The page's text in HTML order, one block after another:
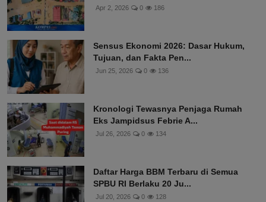
Apr 2, 2026 0 186
Sensus Ekonomi 2026: Dasar Hukum,
Tujuan, dan Fakta Pen...
Jun 25, 2026 0 136
Kronologi Tewasnya Penjaga Rumah
Eks Jampidsus Febrie A...
Jul 26, 2026 0 134
Daftar Harga BBM Terbaru di Semua
SPBU RI Berlaku 20 Ju...
Jul 20, 2026 0 128